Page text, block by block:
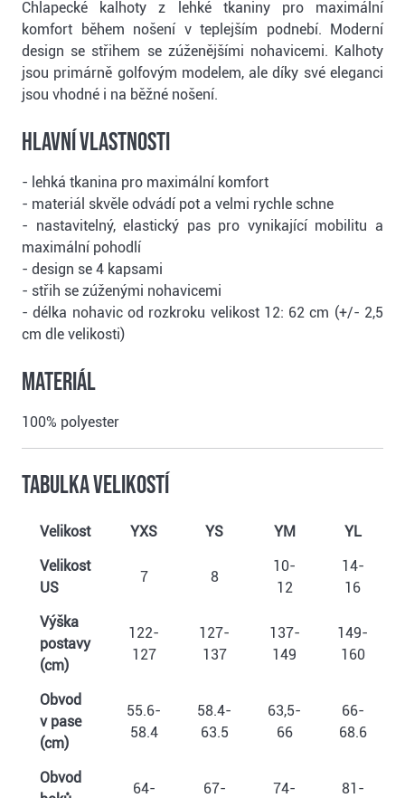
Chlapecké kalhoty z lehké tkaniny pro maximální
komfort během nošení v teplejším podnebí. Moderní
design se střihem se zúženějšími nohavicemi. Kalhoty
jsou primárně golfovým modelem, ale díky své eleganci
jsou vhodné i na běžné nošení.
Hlavní vlastnosti
- lehká tkanina pro maximální komfort
- materiál skvěle odvádí pot a velmi rychle schne
- nastavitelný, elastický pas pro vynikající mobilitu a
maximální pohodlí
- design se 4 kapsami
- střih se zúženými nohavicemi
- délka nohavic od rozkroku velikost 12: 62 cm (+/- 2,5
cm dle velikosti)
Materiál
100% polyester
Tabulka velikostí
Velikost YXS YS YM
YL
Velikost
US
7 8
10-
12
14-
16
Výška
postavy
(cm)
122-
127
127-
137
137-
149
149-
160
Obvod
v pase
(cm)
55.6-
58.4
58.4-
63.5
63,5-
66
66-
68.6
Obvod
64- 67- 74- 81-